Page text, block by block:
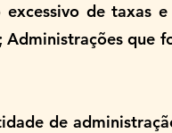
de taxas
que
de